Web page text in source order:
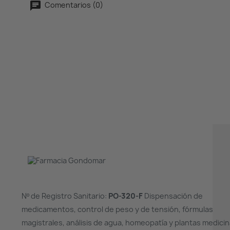
Comentarios (0)
Nº de Registro Sanitario: PO-320-FDispensación de
medicamentos, control de peso y de tensión, fórmulas
magistrales, análisis de agua, homeopatía y plantas